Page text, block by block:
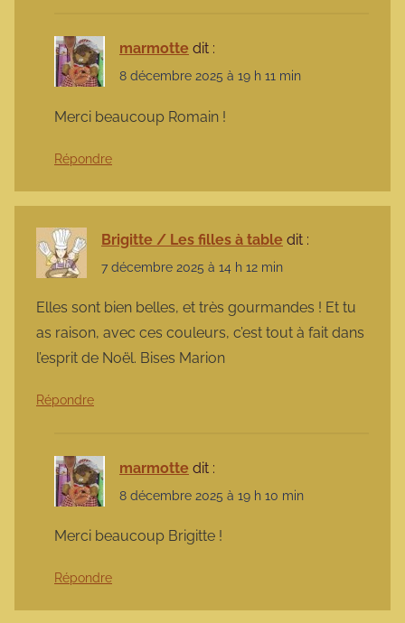
marmotte dit :
8 décembre 2025 à 19 h 11 min
Merci beaucoup Romain !
Répondre
Brigitte / Les filles à table dit :
7 décembre 2025 à 14 h 12 min
Elles sont bien belles, et très gourmandes ! Et tu
as raison, avec ces couleurs, c’est tout à fait dans
l’esprit de Noël. Bises Marion
Répondre
marmotte dit :
8 décembre 2025 à 19 h 10 min
Merci beaucoup Brigitte !
Répondre